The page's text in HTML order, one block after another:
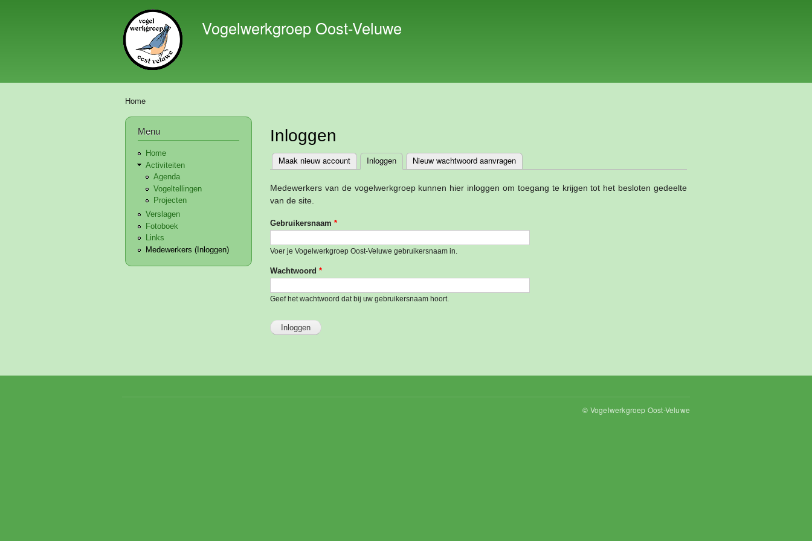
en naar
de inhoud
Vogelwerkgroep Oost-Veluwe
Home
Menu
Home
Activiteiten
Agenda
Vogeltellingen
Projecten
Verslagen
Fotoboek
Links
Medewerkers (Inloggen)
Inloggen
Primaire tabs
Maak nieuw account Inloggen (actieve tabblad)
Nieuw wachtwoord aanvragen
Medewerkers van de vogelwerkgroep kunnen hier inloggen om toegang te krijgen tot het besloten gedeelte
van de site.
Gebruikersnaam *
Voer je Vogelwerkgroep Oost-Veluwe gebruikersnaam in.
Wachtwoord *
Geef het wachtwoord dat bij uw gebruikersnaam hoort.
© Vogelwerkgroep Oost-Veluwe